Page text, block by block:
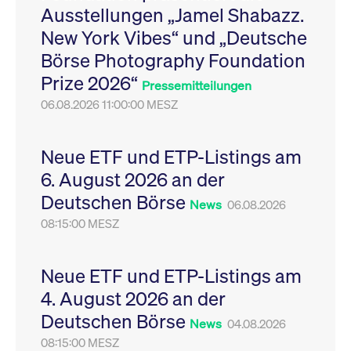
Ausstellungen „Jamel Shabazz.
New York Vibes“ und „Deutsche
Börse Photography Foundation
Prize 2026“ Pressemitteilungen
06.08.2026 11:00:00 MESZ
Neue ETF und ETP-Listings am
6. August 2026 an der
Deutschen Börse News 06.08.2026
08:15:00 MESZ
Neue ETF und ETP-Listings am
4. August 2026 an der
Deutschen Börse News 04.08.2026
08:15:00 MESZ
Leistung der Website
zu messen. Es handelt
sich um ein Muster-
Cookie, bei dem auf
das Präfix _pk_ses
eine kurze Reihe von
VISITOR_PRIVACY_METADATA
YouTube
.youtube.com
6
Monate
Dieses Cookie dient
Speicherung der
Einwilligungs- und
des Nutzers für ihre
Interaktion mit der
Sitzungen geehrt